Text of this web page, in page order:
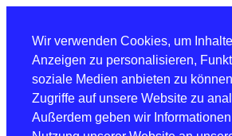
Wir verwenden Cookies, um
Anzeigen zu personalisieren,
soziale Medien anbieten zu
Zugriffe auf unsere Website zu
Außerdem geben wir